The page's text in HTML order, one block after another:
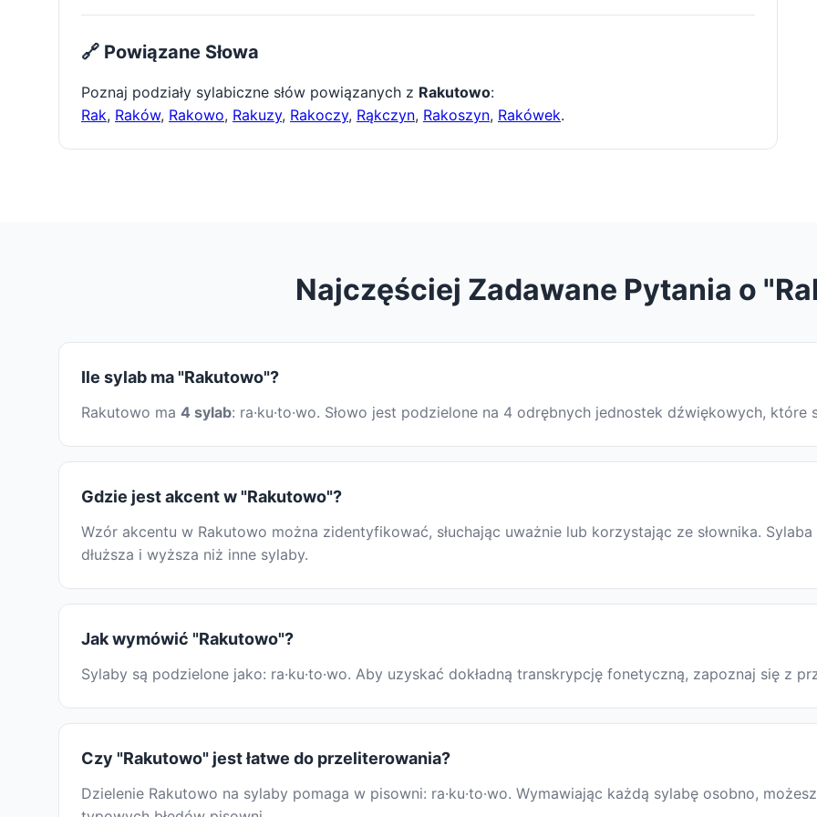
🔗 Powiązane Słowa
Poznaj podziały sylabiczne słów powiązanych z Rakutowo:
Rak, Raków, Rakowo, Rakuzy, Rakoczy, Rąkczyn, Rakoszyn, Rakówek.
Najczęściej Zadawane Pytania o
Ile sylab ma "Rakutowo"?
Rakutowo ma 4 sylab: ra·ku·to·wo. Słowo jest podzielone na 4 odrębnych jednostek dźwiękowych, które
Gdzie jest akcent w "Rakutowo"?
Wzór akcentu w Rakutowo można zidentyfikować, słuchając uważnie lub korzystając ze słownika.
dłuższa i wyższa niż inne sylaby.
Jak wymówić "Rakutowo"?
Sylaby są podzielone jako: ra·ku·to·wo. Aby uzyskać dokładną transkrypcję fonetyczną, zapoznaj się z
Czy "Rakutowo" jest łatwe do przeliterowania?
Dzielenie Rakutowo na sylaby pomaga w pisowni: ra·ku·to·wo. Wymawiając każdą sylabę osobno,